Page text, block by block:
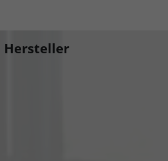
Hersteller